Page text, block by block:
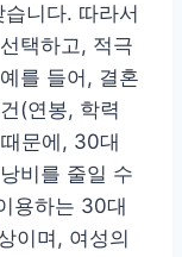
니다. 따라서
택하고, 적극
를 들어, 결혼
(연봉, 학력
문에, 30대
비를 줄일 수
용하는 30대
이며, 여성의